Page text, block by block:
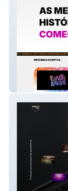
Max Eventos